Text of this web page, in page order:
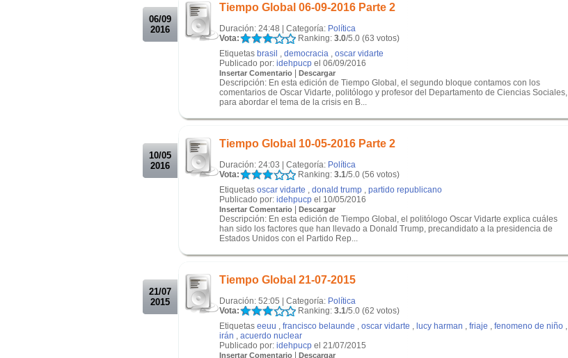
06/09
2016
Tiempo Global 06-09-2016 Parte 2
Duración: 24:48 | Categoría: Política
Vota:
Ranking: 3.0/5.0 (63 votos)
Etiquetas brasil , democracia , oscar vidarte
Publicado por: idehpucp el 06/09/2016
Insertar Comentario | Descargar
Descripción: En esta edición de Tiempo Global, el segundo bloque contamos con los
comentarios de Oscar Vidarte, politólogo y profesor del Departamento de Ciencias Sociales,
para abordar el tema de la crisis en B...
10/05
2016
Tiempo Global 10-05-2016 Parte 2
Duración: 24:03 | Categoría: Política
Vota:
Ranking: 3.1/5.0 (56 votos)
Etiquetas oscar vidarte , donald trump , partido republicano
Publicado por: idehpucp el 10/05/2016
Insertar Comentario | Descargar
Descripción: En esta edición de Tiempo Global, el politólogo Oscar Vidarte explica cuáles
han sido los factores que han llevado a Donald Trump, precandidato a la presidencia de
Estados Unidos con el Partido Rep...
21/07
2015
Tiempo Global 21-07-2015
Duración: 52:05 | Categoría: Política
Vota:
Ranking: 3.1/5.0 (62 votos)
Etiquetas eeuu , francisco belaunde , oscar vidarte , lucy harman , friaje , fenomeno de niño ,
irán , acuerdo nuclear
Publicado por: idehpucp el 21/07/2015
Insertar Comentario | Descargar